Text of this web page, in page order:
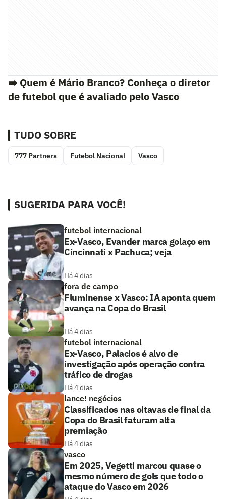
➡️ Quem é Mário Branco? Conheça o diretor
de futebol que é avaliado pelo Vasco
TUDO SOBRE
777 Partners Futebol Nacional Vasco
SUGERIDA PARA VOCÊ!
futebol internacional
Ex-Vasco, Evander marca golaço em
Cincinnati x Pachuca; veja
Há 4 dias
fora de campo
Fluminense x Vasco: IA aponta quem
avança na Copa do Brasil
Há 4 dias
futebol internacional
Ex-Vasco, Palacios é alvo de
investigação após operação contra
tráfico de drogas
Há 4 dias
lance! negócios
Classificados nas oitavas de final da
Copa do Brasil faturam alta
premiação
Há 4 dias
vasco
Em 2025, Vegetti marcou quase o
mesmo número de gols que todo o
ataque do Vasco em 2026